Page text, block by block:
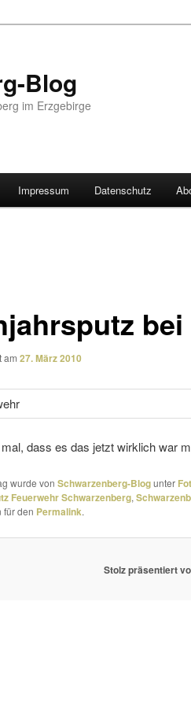
Blog
im Erzgebirge
Impressum Datenschutz
am 27. März 2010
dass es das jetzt wirk­lich war
wurde von Schwarzenberg-Blogunter
Feuerwehr Schwarzenberg,
für den Permalink.
Stolz präsentiert